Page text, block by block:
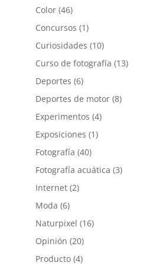
Color(46)
Concursos (1)
Curiosidades (10)
Curso de fotografía (13)
Deportes (6)
Deportes de motor(8)
Experimentos (4)
Exposiciones (1)
Fotografía (40)
Fotografía acuática (3)
Internet(2)
Moda (6)
Naturpixel (16)
Opinión (20)
Producto(4)